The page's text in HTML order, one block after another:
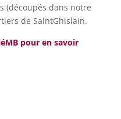
(découpés dans notre
de SaintGhislain.
pour en savoir